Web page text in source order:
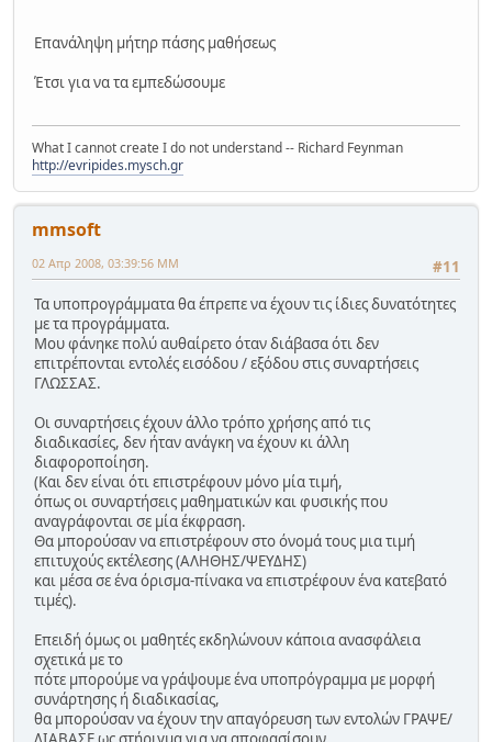
Επανάληψη μήτηρ πάσης μαθήσεως
Έτσι για να τα εμπεδώσουμε
What I cannot create I do not understand -- Richard Feynman
http://evripides.mysch.gr
mmsoft
#11
02 Απρ 2008, 03:39:56 ΜΜ
Τα υποπρογράμματα θα έπρεπε να έχουν τις ίδιες δυνατότητες
με τα προγράμματα.
Μου φάνηκε πολύ αυθαίρετο όταν διάβασα ότι δεν
επιτρέπονται εντολές εισόδου / εξόδου στις συναρτήσεις
ΓΛΩΣΣΑΣ.
Οι συναρτήσεις έχουν άλλο τρόπο χρήσης από τις
διαδικασίες, δεν ήταν ανάγκη να έχουν κι άλλη
διαφοροποίηση.
(Και δεν είναι ότι επιστρέφουν μόνο μία τιμή,
όπως οι συναρτήσεις μαθηματικών και φυσικής που
αναγράφονται σε μία έκφραση.
Θα μπορούσαν να επιστρέφουν στο όνομά τους μια τιμή
επιτυχούς εκτέλεσης (ΑΛΗΘΗΣ/ΨΕΥΔΗΣ)
και μέσα σε ένα όρισμα-πίνακα να επιστρέφουν ένα κατεβατό
τιμές).
Επειδή όμως οι μαθητές εκδηλώνουν κάποια ανασφάλεια
σχετικά με το
πότε μπορούμε να γράψουμε ένα υποπρόγραμμα με μορφή
συνάρτησης ή διαδικασίας,
θα μπορούσαν να έχουν την απαγόρευση των εντολών ΓΡΑΨΕ/